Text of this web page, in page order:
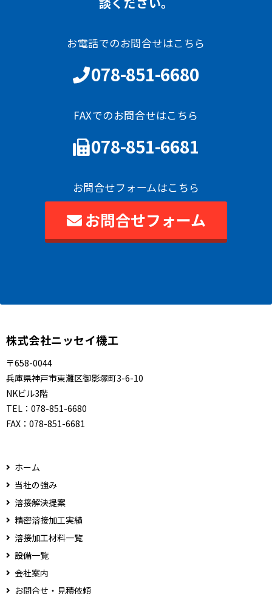
お電話でのお問合せはこちら
078-851-6680
FAXでのお問合せはこちら
078-851-6681
お問合せフォームはこちら
お問合せフォーム
株式会社ニッセイ機工
〒658-0044
兵庫県神戸市東灘区御影塚町3-6-10
NKビル3階
TEL： 078-851-6680
FAX： 078-851-6681
ホーム
当社の強み
溶接解決提案
精密溶接加工実績
溶接加工材料一覧
設備一覧
会社案内
お問合せ・見積依頼